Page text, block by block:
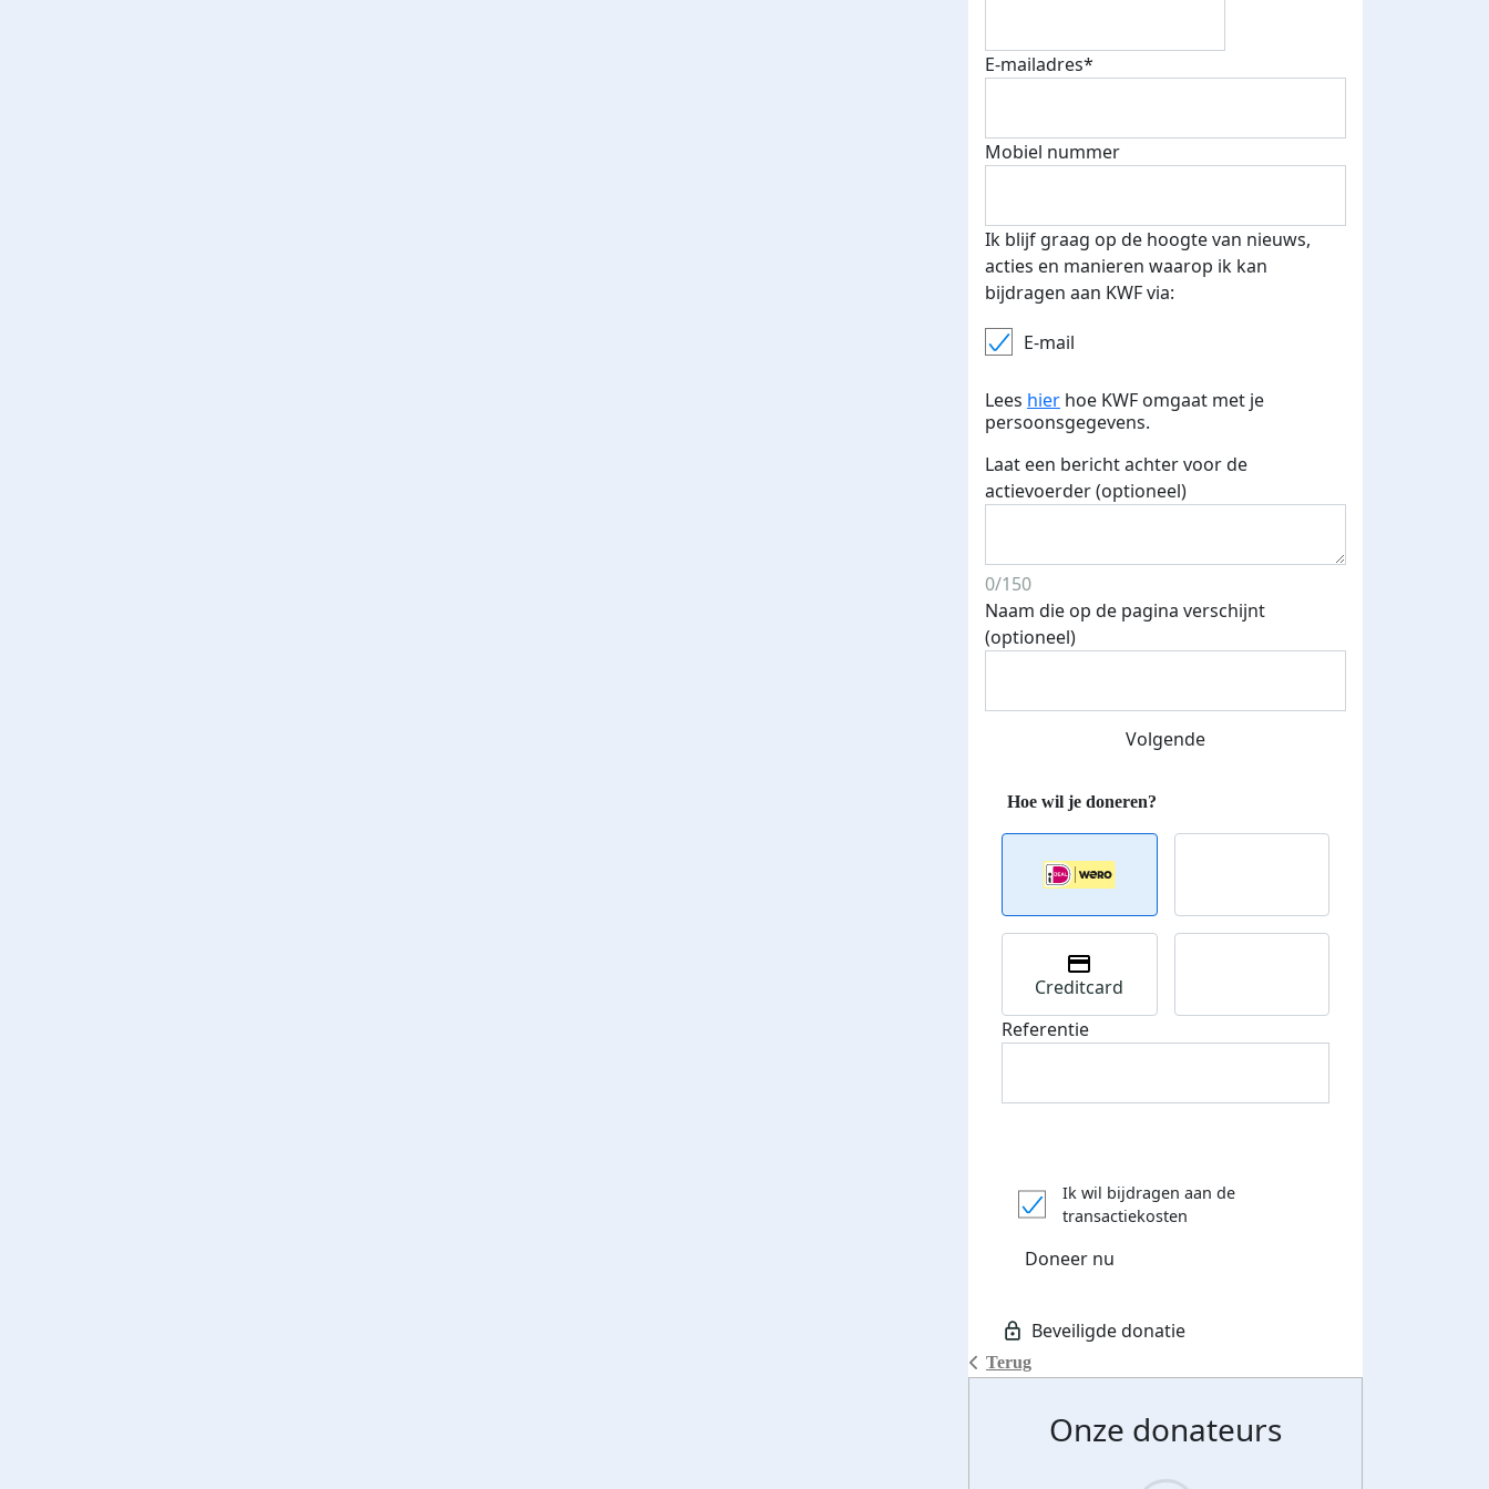
E-mailadres*
Mobiel nummer
Ik blijf graag op de hoogte van nieuws,
acties en manieren waarop ik kan
bijdragen aan KWF via:
E-mail
Lees hier hoe KWF omgaat met je
persoonsgegevens.
Laat een bericht achter voor de
actievoerder (optioneel)
0/150
Naam die op de pagina verschijnt
(optioneel)
Volgende
Terug
Creditcard
Referentie
Ik wil bijdragen aan de
transactiekosten
Doneer nu
Onze donateurs